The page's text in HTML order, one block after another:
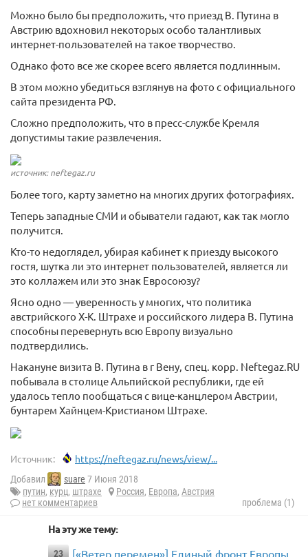
Можно было бы предположить, что приезд В. Путина в
Австрию вдохновил некоторых особо талантливых
интернет-пользователей на такое творчество.
Однако фото все же скорее всего является подлинным.
В этом можно убедиться взглянув на фото с официального
сайта президента РФ.
Сложно предположить, что в пресс-службе Кремля
допустимы такие развлечения.
источник: neftegaz.ru
Более того, карту заметно на многих других фотографиях.
Теперь западные СМИ и обыватели гадают, как так могло
получится.
Кто-то недоглядел, убирая кабинет к приезду высокого
гостя, шутка ли это интернет пользователей, является ли
это коллажем или это знак Евросоюзу?
Ясно одно — уверенность у многих, что политика
австрийского Х-К. Штрахе и российского лидера В. Путина
способны перевернуть всю Европу визуально
подтвердились.
Накануне визита В. Путина в г Вену, спец. корр. Neftegaz.RU
побывала в столице Альпийской республики, где ей
удалось тепло пообщаться с вице-канцлером Австрии,
бунтарем Хайнцем-Кристианом Штрахе.
Источник: https://neftegaz.ru/news/view/...
Добавил suare 7 Июня 2018
путин, курц, штрахе Россия, Европа, Австрия
нет комментариев
проблема (1)
На эту же тему:
23 [«Ветер перемен»] Единый фронт Европы